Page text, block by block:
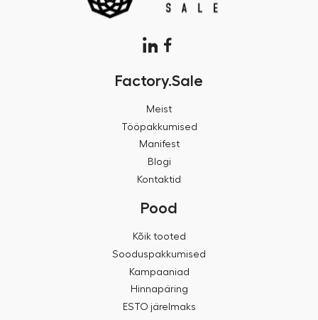
Factory.Sale
Meist
Tööpakkumised
Manifest
Blogi
Kontaktid
Pood
Kõik tooted
Sooduspakkumised
Kampaaniad
Hinnapäring
ESTO järelmaks